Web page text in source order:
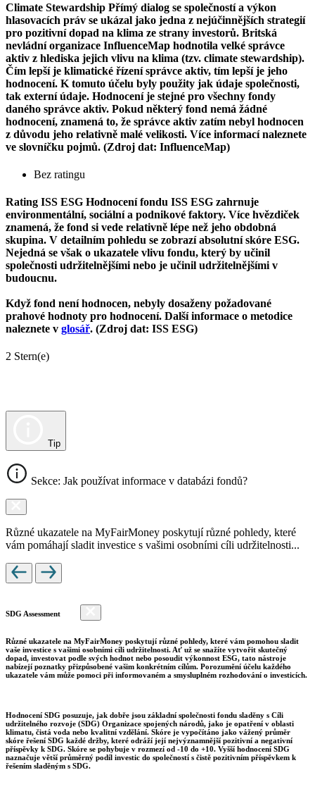
Climate Stewardship Přímý dialog se společností a výkon
hlasovacích práv se ukázal jako jedna z nejúčinnějších strategií
pro pozitivní dopad na klima ze strany investorů. Britská
nevládní organizace InfluenceMap hodnotila velké správce
aktiv z hlediska jejich vlivu na klima (tzv. climate stewardship).
Čím lepší je klimatické řízení správce aktiv, tím lepší je jeho
hodnocení. K tomuto účelu byly použity jak údaje společnosti,
tak externí údaje. Hodnocení je stejné pro všechny fondy
daného správce aktiv. Pokud některý fond nemá žádné
hodnocení, znamená to, že správce aktiv zatím nebyl hodnocen
z důvodu jeho relativně malé velikosti. Více informací naleznete
ve slovníčku pojmů. (Zdroj dat: InfluenceMap)
Bez ratingu
Rating ISS ESG Hodnocení fondu ISS ESG zahrnuje
environmentální, sociální a podnikové faktory. Více hvězdiček
znamená, že fond si vede relativně lépe než jeho obdobná
skupina. V detailním pohledu se zobrazí absolutní skóre ESG.
Nejedná se však o ukazatele vlivu fondu, který by učinil
společnosti udržitelnějšími nebo je učinil udržitelnějšími v
budoucnu.
Když fond není hodnocen, nebyly dosaženy požadované
prahové hodnoty pro hodnocení. Další informace o metodice
naleznete v glosář. (Zdroj dat: ISS ESG)
2 Stern(e)
Tip
Sekce: Jak používat informace v databázi fondů?
Různé ukazatele na MyFairMoney poskytují různé pohledy, které
vám pomáhají sladit investice s vašimi osobními cíli udržitelnosti...
SDG Assessment
Různé ukazatele na MyFairMoney poskytují různé pohledy, které vám pomohou sladit
vaše investice s vašimi osobními cíli udržitelnosti. Ať už se snažíte vytvořit skutečný
dopad, investovat podle svých hodnot nebo posoudit výkonnost ESG, tato nástroje
nabízejí poznatky přizpůsobené vašim konkrétním cílům. Porozumění účelu každého
ukazatele vám může pomoci při informovaném a smysluplném rozhodování o investicích.
Hodnocení SDG posuzuje, jak dobře jsou základní společnosti fondu sladěny s Cíli
udržitelného rozvoje (SDG) Organizace spojených národů, jako je opatření v oblasti
klimatu, čistá voda nebo kvalitní vzdělání. Skóre je vypočítáno jako vážený průměr
skóre řešení SDG každé držby, které odráží její nejvýznamnější pozitivní a negativní
příspěvky k SDG. Skóre se pohybuje v rozmezí od -10 do +10. Vyšší hodnocení SDG
naznačuje větší průměrný podíl investic do společností s čistě pozitivním příspěvkem k
řešením sladěným s SDG.